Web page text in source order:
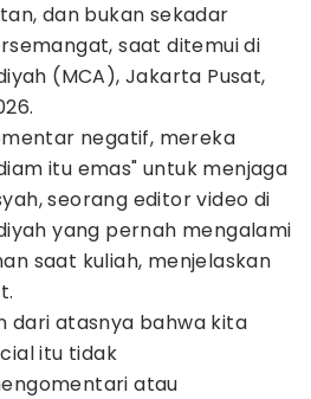
dan bukan sekadar
saat ditemui di
(MCA), Jakarta Pusat,
negatif, mereka
itu emas" untuk menjaga
seorang editor video di
yang pernah mengalami
saat kuliah, menjelaskan
dari atasnya bahwa kita
itu tidak
atau